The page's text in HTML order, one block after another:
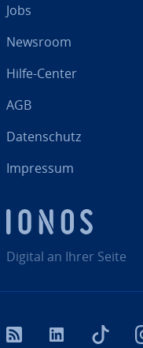
Digital an Ihrer Seite
Jobs
Newsroom
Hilfe-Center
AGB
Da­ten­schutz
Impressum
RSS LinkedIn tiktok